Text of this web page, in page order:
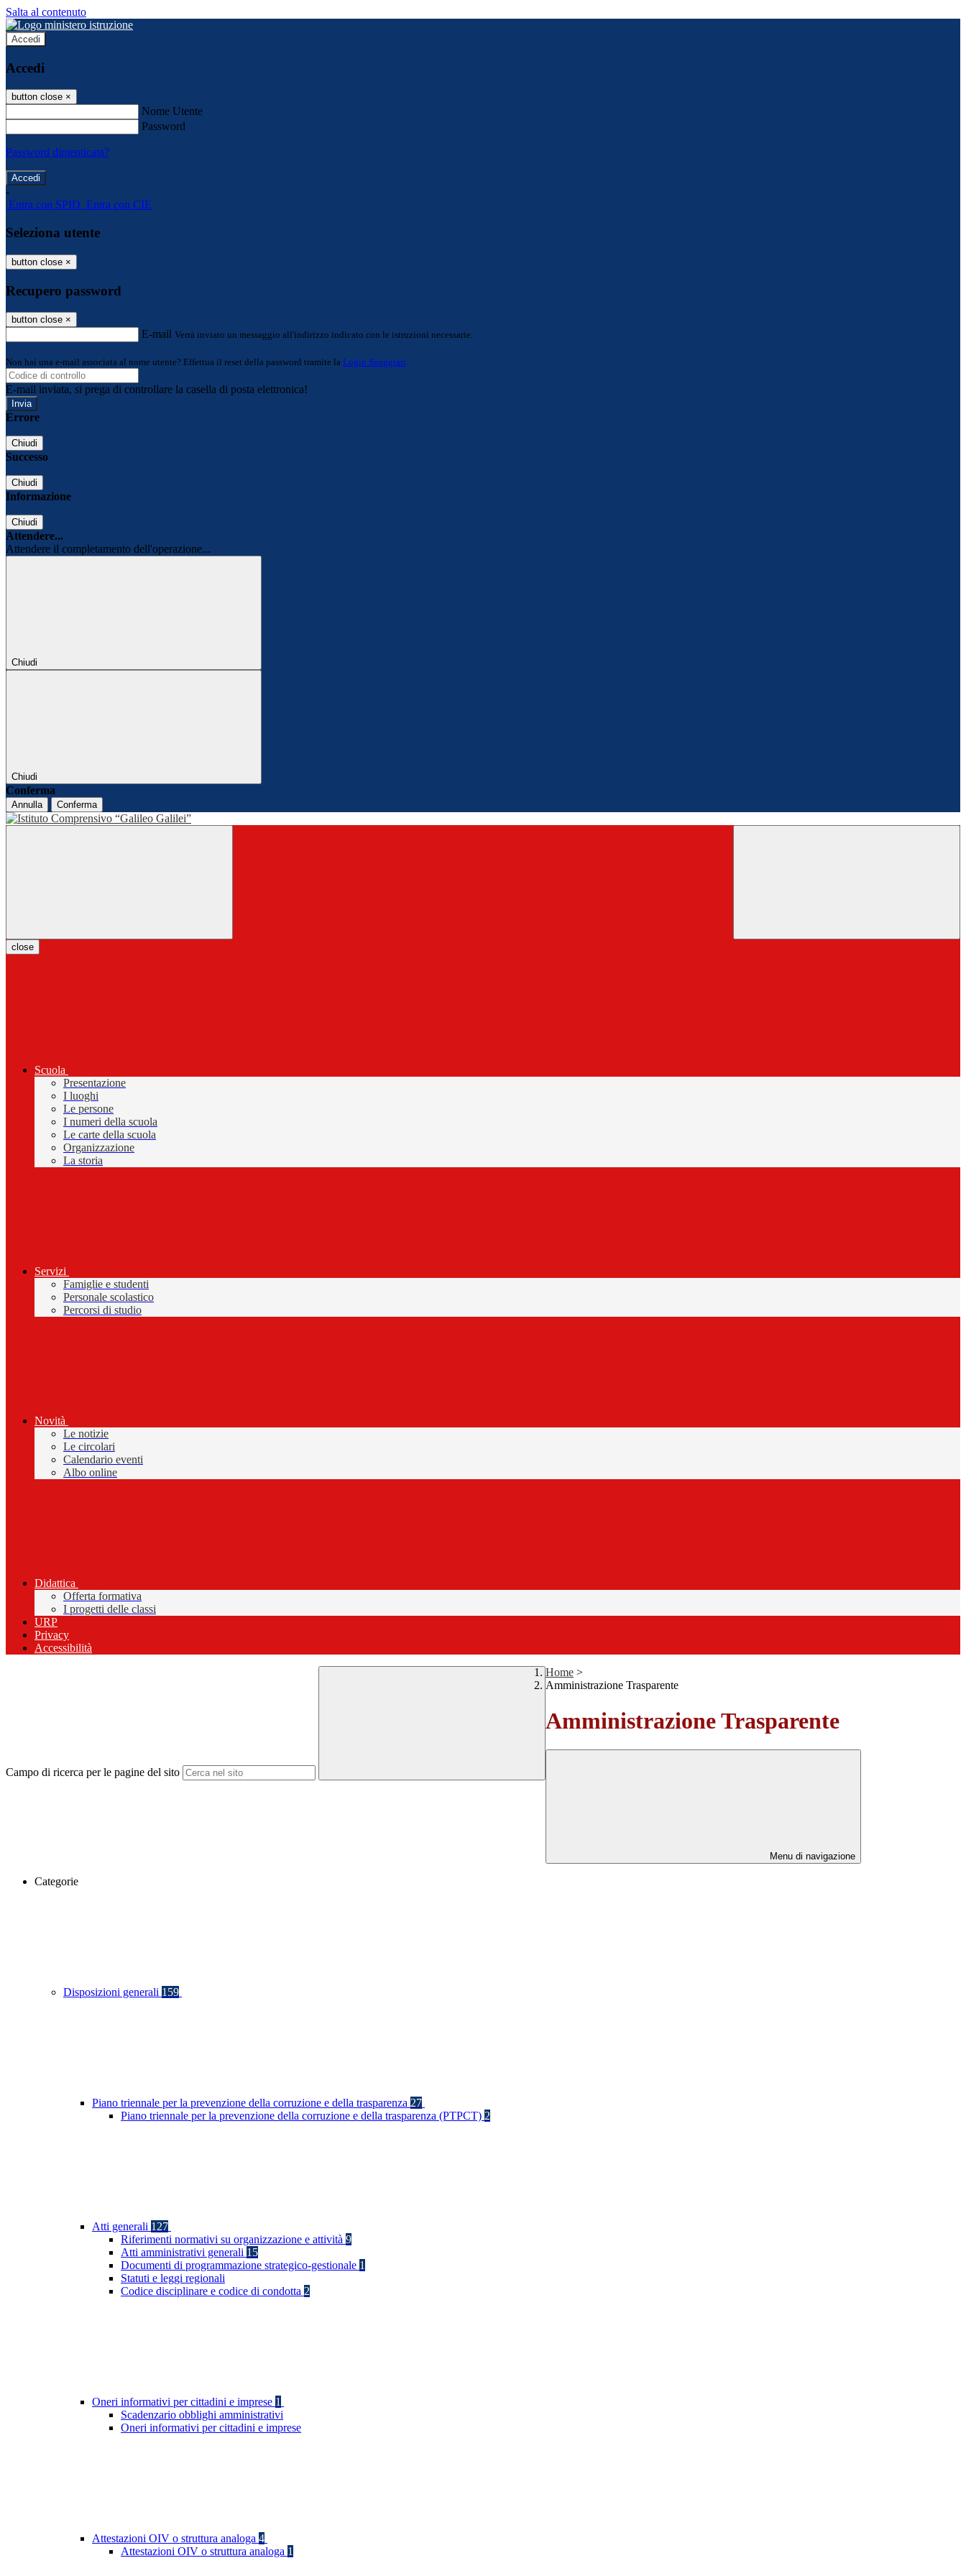
Salta al contenuto
Accedi
Accedi
button close ×
Nome Utente
Password
Password dimenticata?
-
Entra con SPID Entra con CIE
Seleziona utente
button close ×
Recupero password
button close ×
E-mail Verrà inviato un messaggio all'indirizzo indicato con le istruzioni necessarie.
Non hai una e-mail associata al nome utente? Effettua il reset della password tramite la Login Spaggiari
E-mail inviata, si prega di controllare la casella di posta elettronica!
Errore
Chiudi
Successo
Chiudi
Informazione
Chiudi
Attendere...
Attendere il completamento dell'operazione...
Chiudi
Chiudi
Conferma
Annulla Conferma
close
Scuola
Presentazione
I luoghi
Le persone
I numeri della scuola
Le carte della scuola
Organizzazione
La storia
Servizi
Famiglie e studenti
Personale scolastico
Percorsi di studio
Novità
Le notizie
Le circolari
Calendario eventi
Albo online
Didattica
Offerta formativa
I progetti delle classi
URP
Privacy
Accessibilità
Campo di ricerca per le pagine del sito
Home >
Amministrazione Trasparente
Amministrazione Trasparente
Menu di navigazione
Categorie
Disposizioni generali 159
Piano triennale per la prevenzione della corruzione e della trasparenza 27
Piano triennale per la prevenzione della corruzione e della trasparenza (PTPCT) 2
Atti generali 127
Riferimenti normativi su organizzazione e attività 9
Atti amministrativi generali 15
Documenti di programmazione strategico-gestionale 1
Statuti e leggi regionali
Codice disciplinare e codice di condotta 2
Oneri informativi per cittadini e imprese 1
Scadenzario obblighi amministrativi
Oneri informativi per cittadini e imprese
Attestazioni OIV o struttura analoga 4
Attestazioni OIV o struttura analoga 1